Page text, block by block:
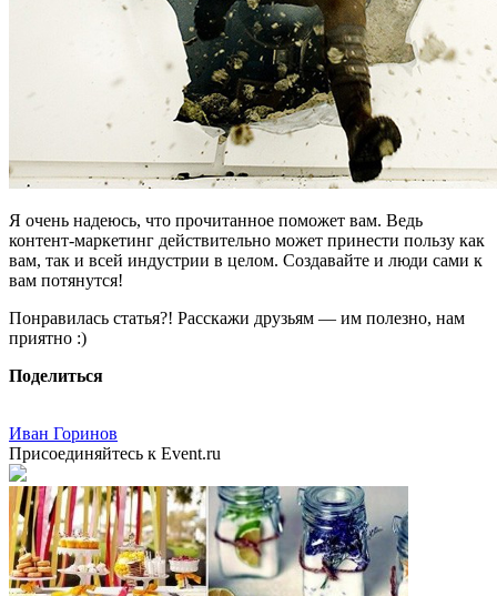
Я очень надеюсь, что прочитанное поможет вам. Ведь
контент-маркетинг действительно может принести пользу как
вам, так и всей индустрии в целом. Создавайте и люди сами к
вам потянутся!
Понравилась статья?! Расскажи друзьям — им полезно, нам
приятно :)
Поделиться
Иван Горинов
Присоединяйтесь к Event.ru